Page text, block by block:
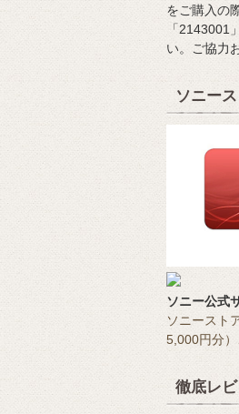
をご購入の
「2143001
い。ご協力
ソニー
ソニー公式
ソニースト
5,000円分
徹底レ